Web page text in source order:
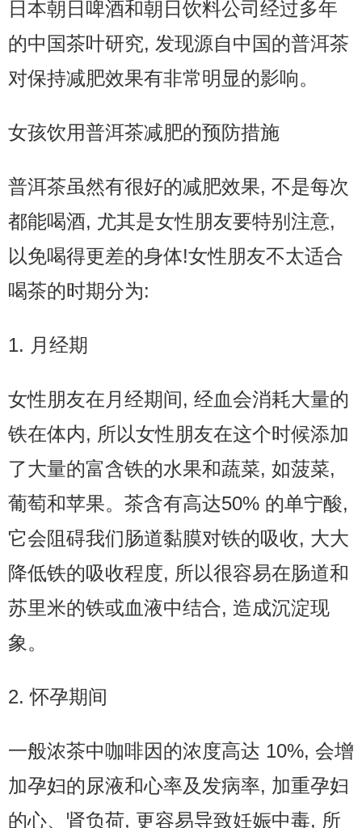
日本朝日啤酒和朝日饮料公司经过多年
的中国茶叶研究, 发现源自中国的普洱茶
对保持减肥效果有非常明显的影响。
女孩饮用普洱茶减肥的预防措施
普洱茶虽然有很好的减肥效果, 不是每次
都能喝酒, 尤其是女性朋友要特别注意,
以免喝得更差的身体!女性朋友不太适合
喝茶的时期分为:
1. 月经期
女性朋友在月经期间, 经血会消耗大量的
铁在体内, 所以女性朋友在这个时候添加
了大量的富含铁的水果和蔬菜, 如菠菜,
葡萄和苹果。茶含有高达50% 的单宁酸,
它会阻碍我们肠道黏膜对铁的吸收, 大大
降低铁的吸收程度, 所以很容易在肠道和
苏里米的铁或血液中结合, 造成沉淀现
象。
2. 怀孕期间
一般浓茶中咖啡因的浓度高达 10%, 会增
加孕妇的尿液和心率及发病率, 加重孕妇
的心、肾负荷, 更容易导致妊娠中毒, 所